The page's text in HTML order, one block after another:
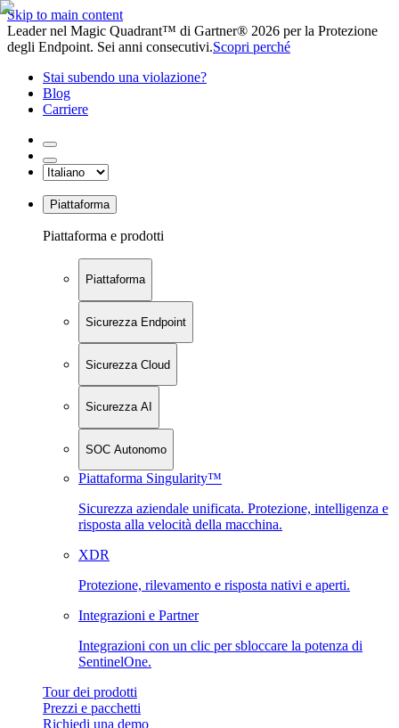
Skip to main content
Leader nel Magic Quadrant™ di Gartner® 2026 per la Protezione
degli Endpoint. Sei anni consecutivi.Scopri perché
Stai subendo una violazione?
Blog
Carriere
Piattaforma
Piattaforma e prodotti
Piattaforma
Sicurezza Endpoint
Sicurezza Cloud
Sicurezza AI
SOC Autonomo
Piattaforma Singularity™
Sicurezza aziendale unificata. Protezione, intelligenza e
risposta alla velocità della macchina.
XDR
Protezione, rilevamento e risposta nativi e aperti.
Integrazioni e Partner
Integrazioni con un clic per sbloccare la potenza di
SentinelOne.
Tour dei prodotti
Prezzi e pacchetti
Richiedi una demo